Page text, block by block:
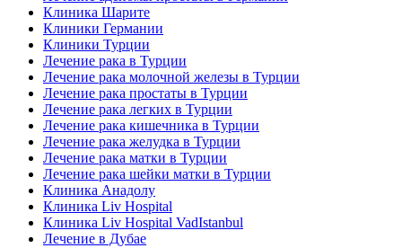
Клиника Шарите
Клиники Германии
Клиники Турции
Лечение рака в Турции
Лечение рака молочной железы в Турции
Лечение рака простаты в Турции
Лечение рака легких в Турции
Лечение рака кишечника в Турции
Лечение рака желудка в Турции
Лечение рака матки в Турции
Лечение рака шейки матки в Турции
Клиника Анадолу
Клиника Liv Hospital
Клиника Liv Hospital VadIstanbul
Лечение в Дубае